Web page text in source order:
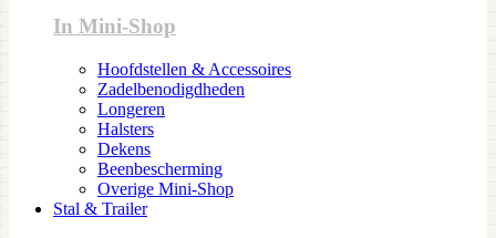
In Mini-Shop
Hoofdstellen & Accessoires
Zadelbenodigdheden
Longeren
Halsters
Dekens
Beenbescherming
Overige Mini-Shop
Stal & Trailer